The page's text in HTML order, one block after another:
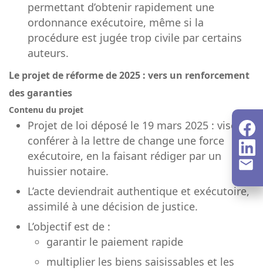
permettant d’obtenir rapidement une
ordonnance exécutoire, même si la
procédure est jugée trop civile par certains
auteurs.
Le projet de réforme de 2025 : vers un renforcement
des garanties
Contenu du projet
Projet de loi déposé le 19 mars 2025 : vise à
conférer à la lettre de change une force
exécutoire, en la faisant rédiger par un
huissier notaire.
L’acte deviendrait authentique et exécutoire,
assimilé à une décision de justice.
L’objectif est de :
garantir le paiement rapide
multiplier les biens saisissables et les